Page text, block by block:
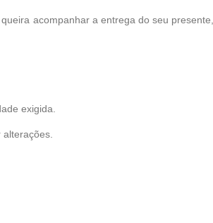
acompanhar a entrega do seu
exigida.